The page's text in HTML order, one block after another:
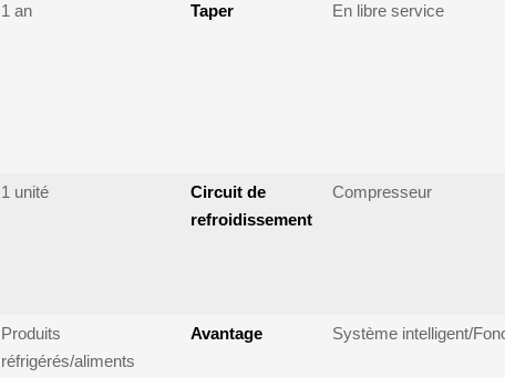
1 an Taper En libre service
1 unité
Circuit de
refroidissement
Compresseur
Produits
réfrigérés/aliments
Avantage Système intelligent/